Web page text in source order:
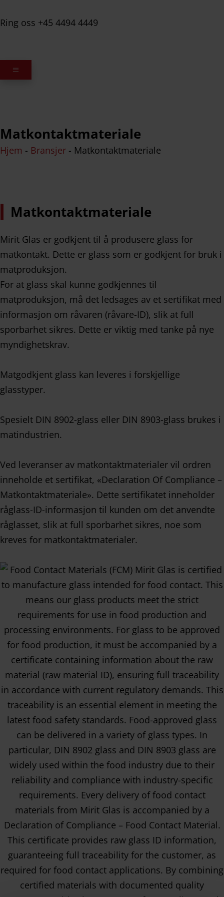
Ring oss +45 4494 4449
Matkontaktmateriale
Hjem - Bransjer - Matkontaktmateriale
Matkontaktmateriale
Mirit Glas er godkjent til å produsere glass for
matkontakt. Dette er glass som er godkjent for bruk i
matproduksjon.
For at glass skal kunne godkjennes til
matproduksjon, må det ledsages av et sertifikat med
informasjon om råvaren (råvare-ID), slik at full
sporbarhet sikres. Dette er viktig med tanke på nye
myndighetskrav.
Matgodkjent glass kan leveres i forskjellige
glasstyper.
Spesielt DIN 8902-glass eller DIN 8903-glass brukes i
matindustrien.
Ved leveranser av matkontaktmaterialer vil ordren
inneholde et sertifikat, «Declaration Of Compliance –
Matkontaktmateriale». Dette sertifikatet inneholder
råglass-ID-informasjon til kunden om det anvendte
råglasset, slik at full sporbarhet sikres, noe som
kreves for matkontaktmaterialer.